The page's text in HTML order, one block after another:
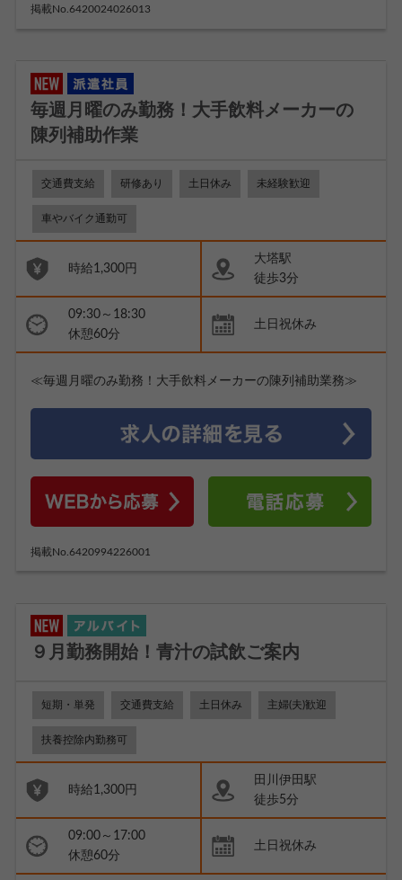
掲載No.6420024026013
毎週月曜のみ勤務！大手飲料メーカーの
陳列補助作業
交通費支給 研修あり 土日休み 未経験歓迎
車やバイク通勤可
時給1,300円
大塔駅
徒歩3分
09:30～18:30
休憩60分
土日祝休み
≪毎週月曜のみ勤務！大手飲料メーカーの陳列補助業務≫
掲載No.6420994226001
９月勤務開始！青汁の試飲ご案内
短期・単発 交通費支給 土日休み 主婦(夫)歓迎
扶養控除内勤務可
時給1,300円
田川伊田駅
徒歩5分
09:00～17:00
休憩60分
土日祝休み